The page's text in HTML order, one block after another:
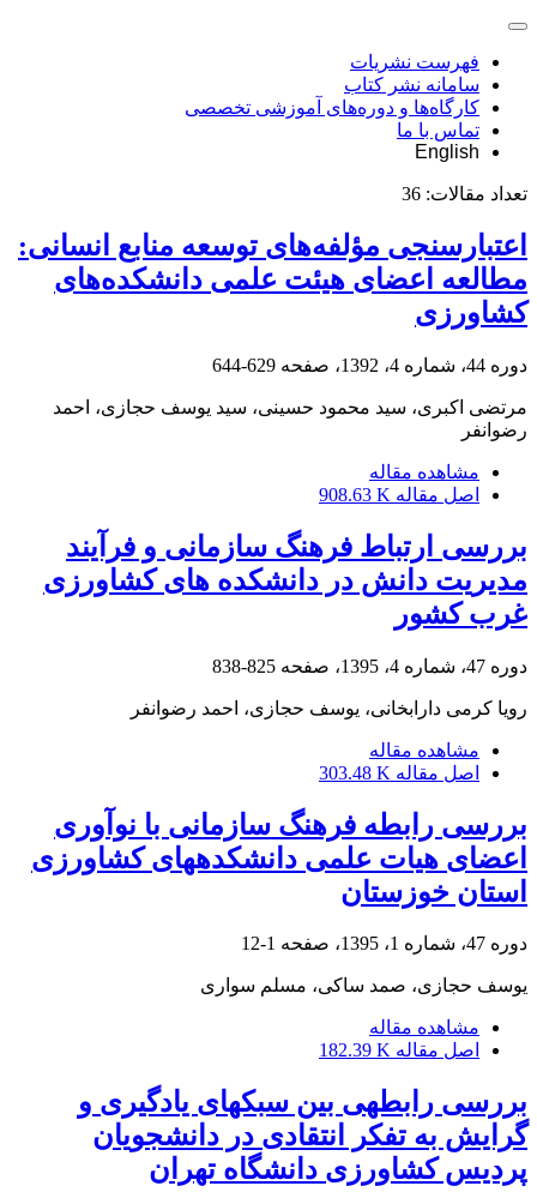
فهرست نشریات
سامانه نشر کتاب
کارگاه‌ها و دوره‌های آموزشی تخصصی
تماس با ما
English
تعداد مقالات: 36
اعتبارسنجی مؤلفه‌های توسعه منابع انسانی:
مطالعه اعضای هیئت علمی دانشکده‌های
کشاورزی
دوره 44، شماره 4، 1392، صفحه 629-644
مرتضی اکبری، سید محمود حسینی، سید یوسف حجازی، احمد
رضوانفر
مشاهده مقاله
اصل مقاله 908.63 K
بررسی ارتباط فرهنگ سازمانی و فرآیند
مدیریت دانش در دانشکده های کشاورزی
غرب کشور
دوره 47، شماره 4، 1395، صفحه 825-838
رویا کرمی دارابخانی، یوسف حجازی، احمد رضوانفر
مشاهده مقاله
اصل مقاله 303.48 K
بررسی رابطه فرهنگ سازمانی با نوآوری
اعضای هیات علمی دانشکده‏های کشاورزی
استان خوزستان
دوره 47، شماره 1، 1395، صفحه 1-12
یوسف حجازی، صمد ساکی، مسلم سواری
مشاهده مقاله
اصل مقاله 182.39 K
بررسی رابطه‏ی بین سبک‏های یادگیری و
گرایش به تفکر انتقادی در دانشجویان
پردیس کشاورزی دانشگاه تهران